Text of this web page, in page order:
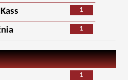
1
1
1